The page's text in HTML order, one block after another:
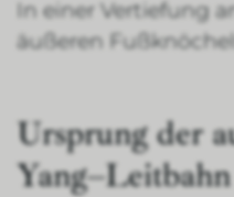
In einer Vertiefung
äußeren
Ursprung der